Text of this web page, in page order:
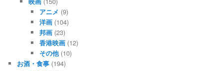
アニメ (9)
洋画 (104)
邦画 (23)
香港映画 (12)
その他(10)
お酒・食事 (194)